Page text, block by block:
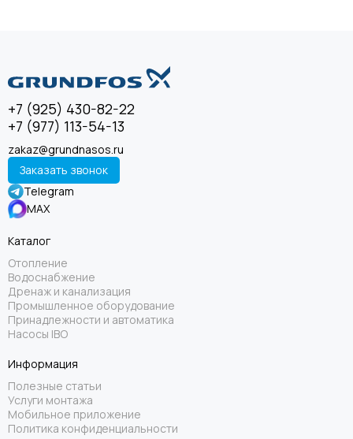
+7 (925) 430-82-22
+7 (977) 113-54-13
zakaz@grundnasos.ru
Заказать звонок
Telegram
MAX
Каталог
Отопление
Водоснабжение
Дренаж и канализация
Промышленное оборудование
Принадлежности и автоматика
Насосы IBO
Информация
Полезные статьи
Услуги монтажа
Мобильное приложение
Политика конфиденциальности